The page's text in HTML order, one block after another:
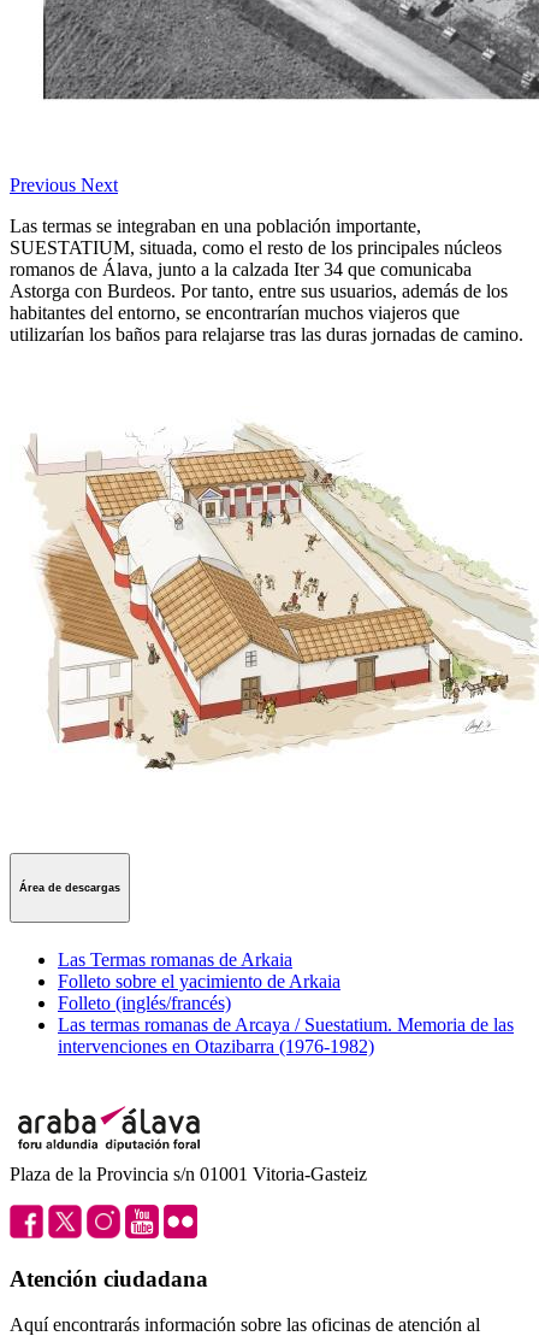
Previous Next
Las termas se integraban en una población importante,
SUESTATIUM, situada, como el resto de los principales núcleos
romanos de Álava, junto a la calzada Iter 34 que comunicaba
Astorga con Burdeos. Por tanto, entre sus usuarios, además de los
habitantes del entorno, se encontrarían muchos viajeros que
utilizarían los baños para relajarse tras las duras jornadas de camino.
Área de descargas
Las Termas romanas de Arkaia
Folleto sobre el yacimiento de Arkaia
Folleto (inglés/francés)
Las termas romanas de Arcaya / Suestatium. Memoria de las
intervenciones en Otazibarra (1976-1982)
Plaza de la Provincia s/n 01001 Vitoria-Gasteiz
Atención ciudadana
Aquí encontrarás información sobre las oficinas de atención al